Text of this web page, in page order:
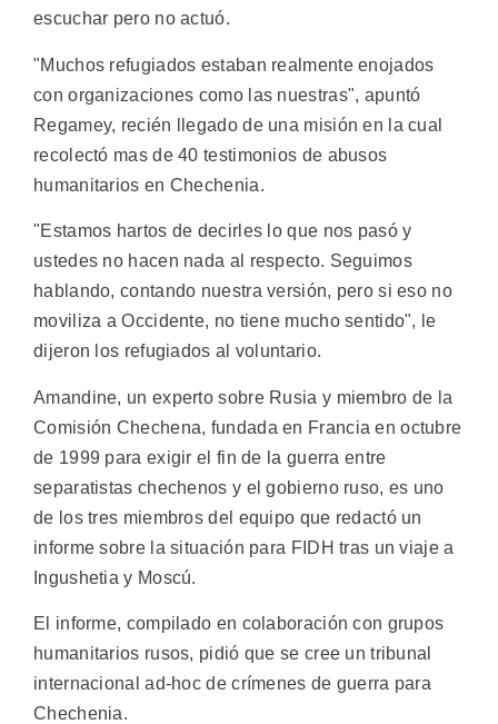
escuchar pero no actuó.
"Muchos refugiados estaban realmente enojados
con organizaciones como las nuestras", apuntó
Regamey, recién llegado de una misión en la cual
recolectó mas de 40 testimonios de abusos
humanitarios en Chechenia.
"Estamos hartos de decirles lo que nos pasó y
ustedes no hacen nada al respecto. Seguimos
hablando, contando nuestra versión, pero si eso no
moviliza a Occidente, no tiene mucho sentido", le
dijeron los refugiados al voluntario.
Amandine, un experto sobre Rusia y miembro de la
Comisión Chechena, fundada en Francia en octubre
de 1999 para exigir el fin de la guerra entre
separatistas chechenos y el gobierno ruso, es uno
de los tres miembros del equipo que redactó un
informe sobre la situación para FIDH tras un viaje a
Ingushetia y Moscú.
El informe, compilado en colaboración con grupos
humanitarios rusos, pidió que se cree un tribunal
internacional ad-hoc de crímenes de guerra para
Chechenia.